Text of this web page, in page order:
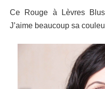
Ce Rouge à Lèvres
J’aime beaucoup sa